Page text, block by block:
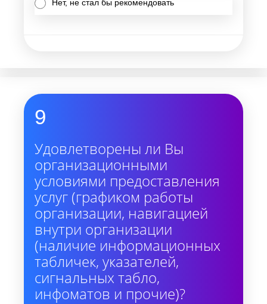
Нет, не стал бы рекомендовать
9
Удовлетворены ли Вы
организационными
условиями предоставления
услуг (графиком работы
организации, навигацией
внутри организации
(наличие информационных
табличек, указателей,
сигнальных табло,
инфоматов и прочие)?